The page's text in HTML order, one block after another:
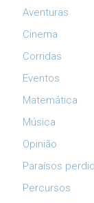
Aventuras
Cinema
Corridas
Eventos
Matemática
Música
Opinião
Paraísos
Percursos